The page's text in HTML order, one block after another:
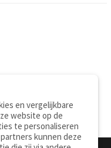
en vergelijkbare
website op de
te personaliseren
kunnen deze